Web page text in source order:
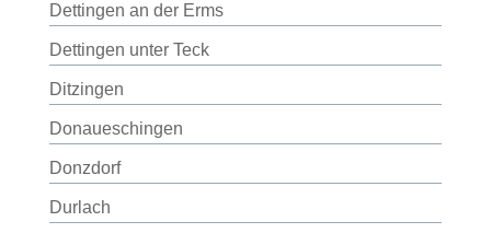
Dettingen an der Erms
Dettingen unter Teck
Ditzingen
Donaueschingen
Donzdorf
Durlach